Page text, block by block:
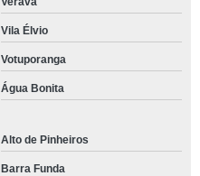
Vila Élvio
Votuporanga
Água Bonita
Alto de Pinheiros
Barra Funda